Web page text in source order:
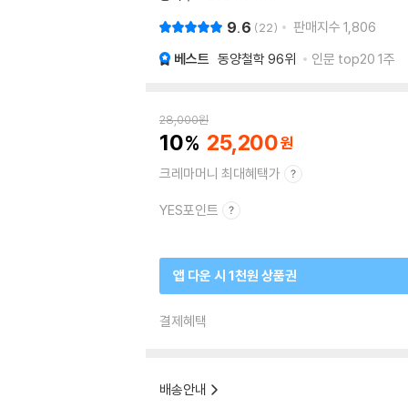
9.6 22 판매지수 1,806
베스트 동양철학 96위 인문 top20 1주
28,000원
10 25,200
크레마머니 최대혜택가
YES포인트
앱 다운 시 1천원 상품권
결제혜택
배송안내